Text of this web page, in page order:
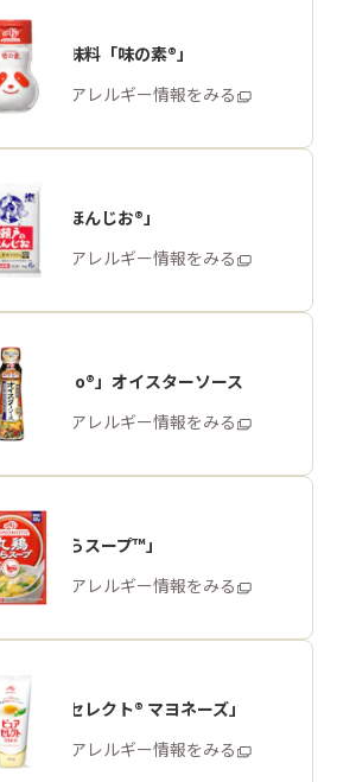
うま味調味料「味の素®」
商品・アレルギー情報をみる
「瀬戸のほんじお®」
商品・アレルギー情報をみる
「Cook Do®」オイスターソース
商品・アレルギー情報をみる
「丸鶏がらスープ™」
商品・アレルギー情報をみる
「ピュアセレクト® マヨネーズ」
商品・アレルギー情報をみる